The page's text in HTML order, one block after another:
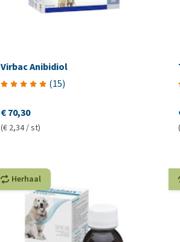
Virbac Anibidiol
(15)
€ 70,30
(€ 2,34 / st)
Herhaal